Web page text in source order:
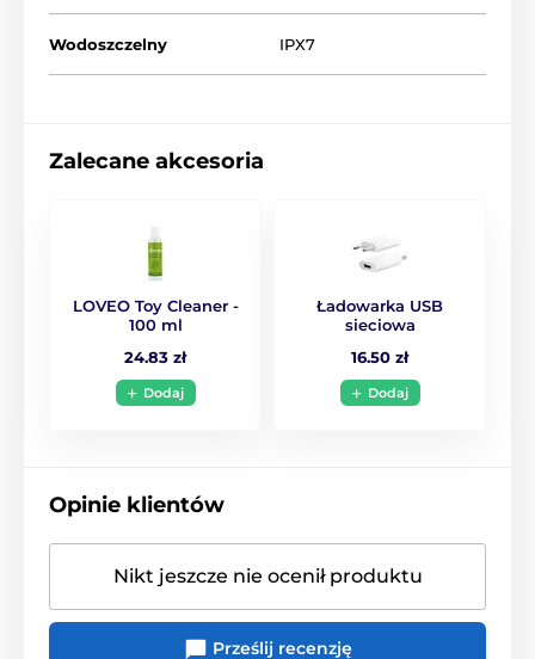
Dzięki inteligentnym
naturalny sposób
prowadzić intensywność i
rytm bez konieczności
ciągłego sterowania. W
poziomy czułości, aby
dopasować doznania do
własnych preferencji.
Pełna kontrola
przez aplikację
We-Vibe
Wodoszczelny IPX7
Zalecane akcesoria
LOVEO Toy Cleaner -
100 ml
24.83 zł
Dodaj
Ładowarka USB
sieciowa
16.50 zł
Dodaj
Opinie klientów
Nikt jeszcze nie ocenił produktu
Prześlij recenzję